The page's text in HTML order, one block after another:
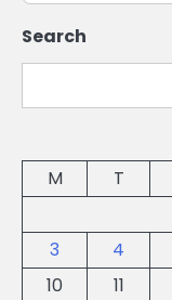
Search
M
T
3
4
10
11